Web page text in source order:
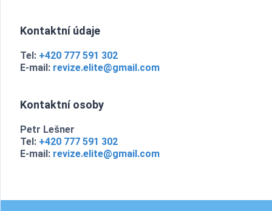
Kontaktní údaje
Tel: +420 777 591 302
E-mail: revize.elite@gmail.com
Kontaktní osoby
Petr Lešner
Tel: +420 777 591 302
E-mail: revize.elite@gmail.com